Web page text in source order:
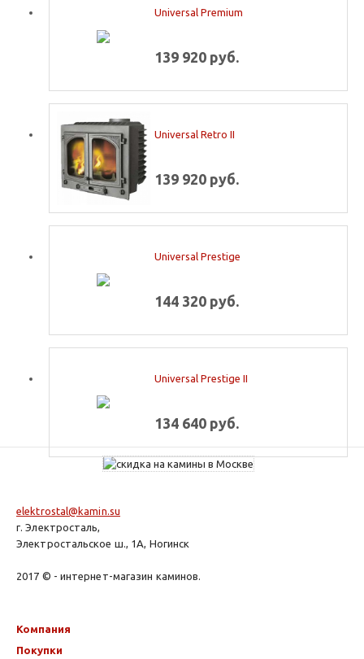
Universal Premium
139 920 руб.
Universal Retro II
139 920 руб.
Universal Prestige
144 320 руб.
Universal Prestige II
134 640 руб.
elektrostal@kamin.su
г. Электросталь,
Электростальское ш., 1А, Ногинск
2017 © - интернет-магазин каминов.
Компания
Покупки